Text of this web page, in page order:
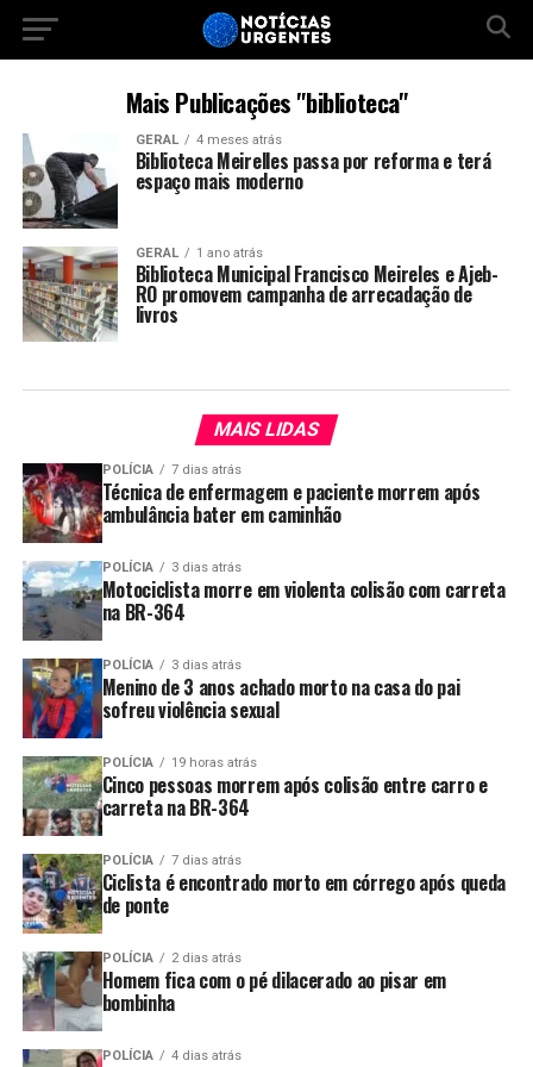
Mais Publicações "biblioteca"
GERAL 4 meses atrás
Biblioteca Meirelles passa por reforma e terá
espaço mais moderno
GERAL 1 ano atrás
Biblioteca Municipal Francisco Meireles e Ajeb-
RO promovem campanha de arrecadação de
livros
MAIS LIDAS
POLÍCIA 7 dias atrás
Técnica de enfermagem e paciente morrem após
ambulância bater em caminhão
POLÍCIA 3 dias atrás
Motociclista morre em violenta colisão com carreta
na BR-364
POLÍCIA 3 dias atrás
Menino de 3 anos achado morto na casa do pai
sofreu violência sexual
POLÍCIA 19 horas atrás
Cinco pessoas morrem após colisão entre carro e
carreta na BR-364
POLÍCIA 7 dias atrás
Ciclista é encontrado morto em córrego após queda
de ponte
POLÍCIA 2 dias atrás
Homem fica com o pé dilacerado ao pisar em
bombinha
POLÍCIA 4 dias atrás